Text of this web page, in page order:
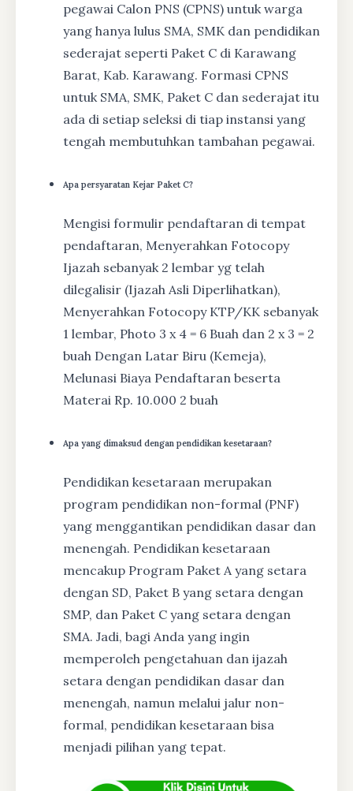
pegawai Calon PNS (CPNS) untuk warga
yang hanya lulus SMA, SMK dan pendidikan
sederajat seperti Paket C di Karawang
Barat, Kab. Karawang. Formasi CPNS
untuk SMA, SMK, Paket C dan sederajat itu
ada di setiap seleksi di tiap instansi yang
tengah membutuhkan tambahan pegawai.
Apa persyaratan Kejar Paket C?
Mengisi formulir pendaftaran di tempat
pendaftaran, Menyerahkan Fotocopy
Ijazah sebanyak 2 lembar yg telah
dilegalisir (Ijazah Asli Diperlihatkan),
Menyerahkan Fotocopy KTP/KK sebanyak
1 lembar, Photo 3 x 4 = 6 Buah dan 2 x 3 = 2
buah Dengan Latar Biru (Kemeja),
Melunasi Biaya Pendaftaran beserta
Materai Rp. 10.000 2 buah
Apa yang dimaksud dengan pendidikan kesetaraan?
Pendidikan kesetaraan merupakan
program pendidikan non-formal (PNF)
yang menggantikan pendidikan dasar dan
menengah. Pendidikan kesetaraan
mencakup Program Paket A yang setara
dengan SD, Paket B yang setara dengan
SMP, dan Paket C yang setara dengan
SMA. Jadi, bagi Anda yang ingin
memperoleh pengetahuan dan ijazah
setara dengan pendidikan dasar dan
menengah, namun melalui jalur non-
formal, pendidikan kesetaraan bisa
menjadi pilihan yang tepat.